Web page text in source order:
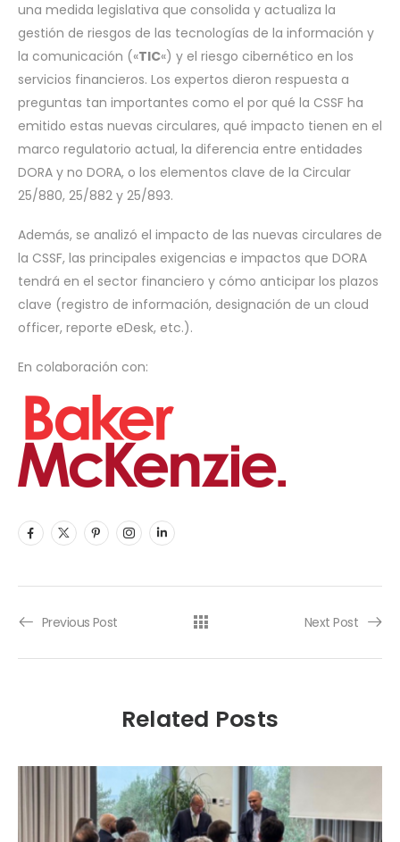
una medida legislativa que consolida y actualiza la
gestión de riesgos de las tecnologías de la información y
la comunicación («TIC«) y el riesgo cibernético en los
servicios financieros. Los expertos dieron respuesta a
preguntas tan importantes como el por qué la CSSF ha
emitido estas nuevas circulares, qué impacto tienen en el
marco regulatorio actual, la diferencia entre entidades
DORA y no DORA, o los elementos clave de la Circular
25/880, 25/882 y 25/893.
Además, se analizó el impacto de las nuevas circulares de
la CSSF, las principales exigencias e impactos que DORA
tendrá en el sector financiero y cómo anticipar los plazos
clave (registro de información, designación de un cloud
officer, reporte eDesk, etc.).
En colaboración con:
Previous Post Next Post
Related Posts